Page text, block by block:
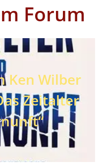
Forum
Ken Wilber
Zeitalter